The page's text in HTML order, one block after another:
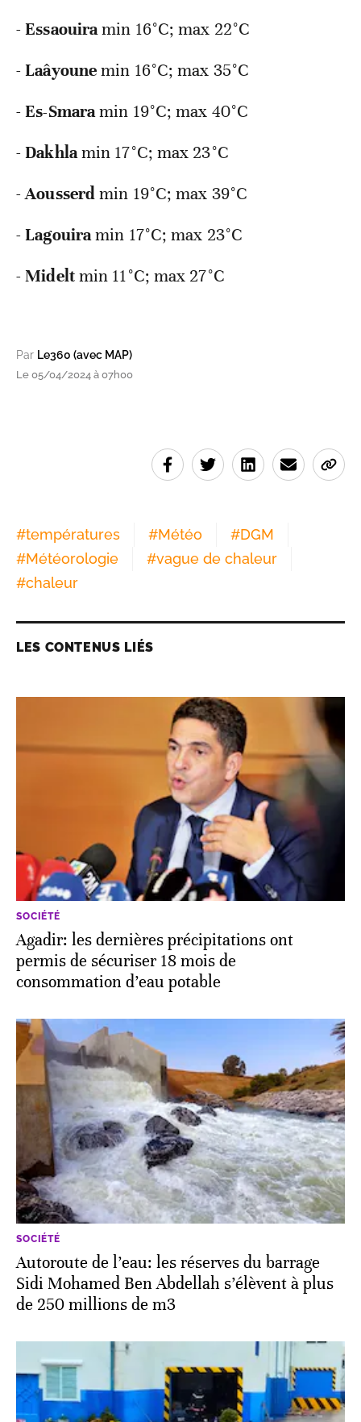
-Essaouiramin 16°C; max 22°C
-Laâyounemin 16°C; max 35°C
-Es-Smaramin 19°C; max 40°C
-Dakhlamin 17°C; max 23°C
-Aousserdmin 19°C; max 39°C
-Lagouiramin 17°C; max 23°C
-Mideltmin 11°C; max 27°C
Par Le360 (avec MAP)
Le 05/04/2024 à 07h00
#températures #Météo #DGM
#Météorologie #vague de chaleur
#chaleur
LES CONTENUS LIÉS
SOCIÉTÉ
Agadir: les dernières précipitations ont
permis de sécuriser 18 mois de
consommation d’eau potable
SOCIÉTÉ
Autoroute de l’eau: les réserves du barrage
Sidi Mohamed Ben Abdellah s’élèvent à plus
de 250 millions de m3